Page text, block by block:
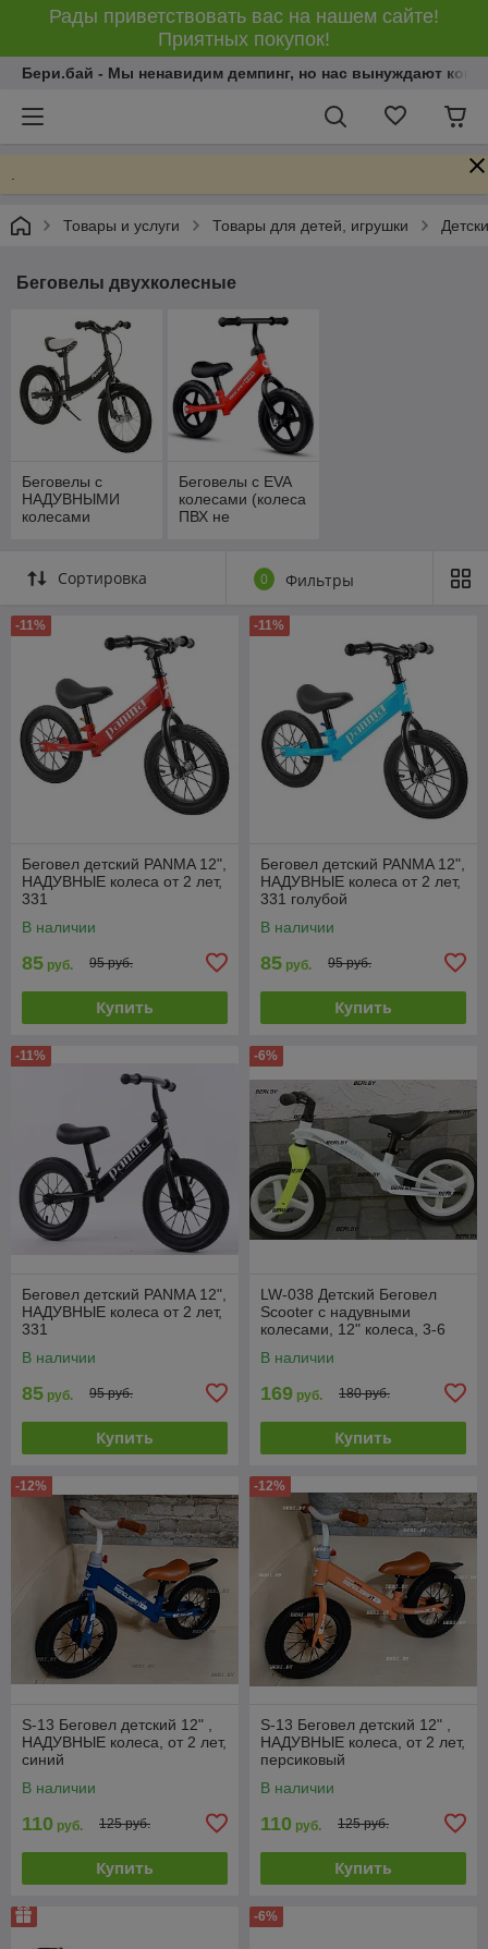
Рады приветствовать вас на нашем сайте!
Приятных покупок!
Бери.бай - Мы ненавидим демпинг, но нас вынуждают
Товары и услуги Товары для детей, игрушки
Беговелы двухколесные
Беговелы с
НАДУВНЫМИ
колесами
Беговелы с EVA
колесами (колеса
ПВХ не
Сортировка 0 Фильтры
-11%
Беговел детский PANMA 12",
НАДУВНЫЕ колеса от 2 лет,
331
В наличии
85 руб. 95 руб.
Купить
-11%
Беговел детский PANMA 12",
НАДУВНЫЕ колеса от 2 лет,
331 голубой
В наличии
85 руб. 95 руб.
Купить
-11%
Беговел детский PANMA 12",
НАДУВНЫЕ колеса от 2 лет,
331
В наличии
85 руб. 95 руб.
Купить
-6%
LW-038 Детский Беговел
Scooter с надувными
колесами, 12" колеса, 3-6
В наличии
169 руб. 180 руб.
Купить
-12%
S-13 Беговел детский 12" ,
НАДУВНЫЕ колеса, от 2 лет,
синий
В наличии
110 руб. 125 руб.
Купить
-12%
S-13 Беговел детский 12" ,
НАДУВНЫЕ колеса, от 2 лет,
персиковый
В наличии
110 руб. 125 руб.
Купить
-6%